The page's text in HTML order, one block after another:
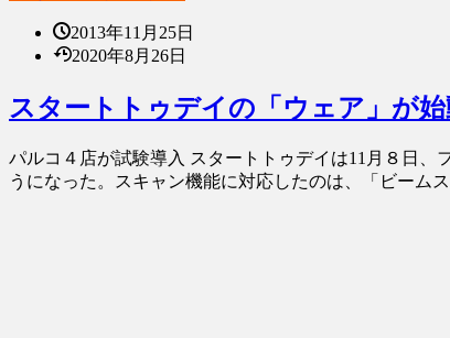
2013年11月25日
2020年8月26日
スタートトゥデイの「ウェア」が
パルコ４店が試験導入 スタートトゥデイは11月８日
うになった。スキャン機能に対応したのは、「ビーム